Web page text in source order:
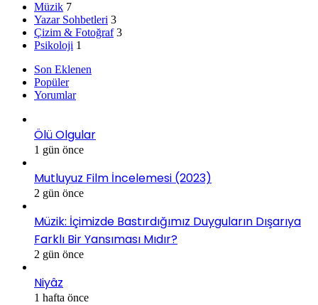
Müzik 7
Yazar Sohbetleri 3
Çizim & Fotoğraf 3
Psikoloji 1
Son Eklenen
Popüler
Yorumlar
Ölü Olgular
1 gün önce
Mutluyuz Film İncelemesi (2023)
2 gün önce
Müzik: İçimizde Bastırdığımız Duyguların Dışarıya
Farklı Bir Yansıması Mıdır?
2 gün önce
Niyâz
1 hafta önce